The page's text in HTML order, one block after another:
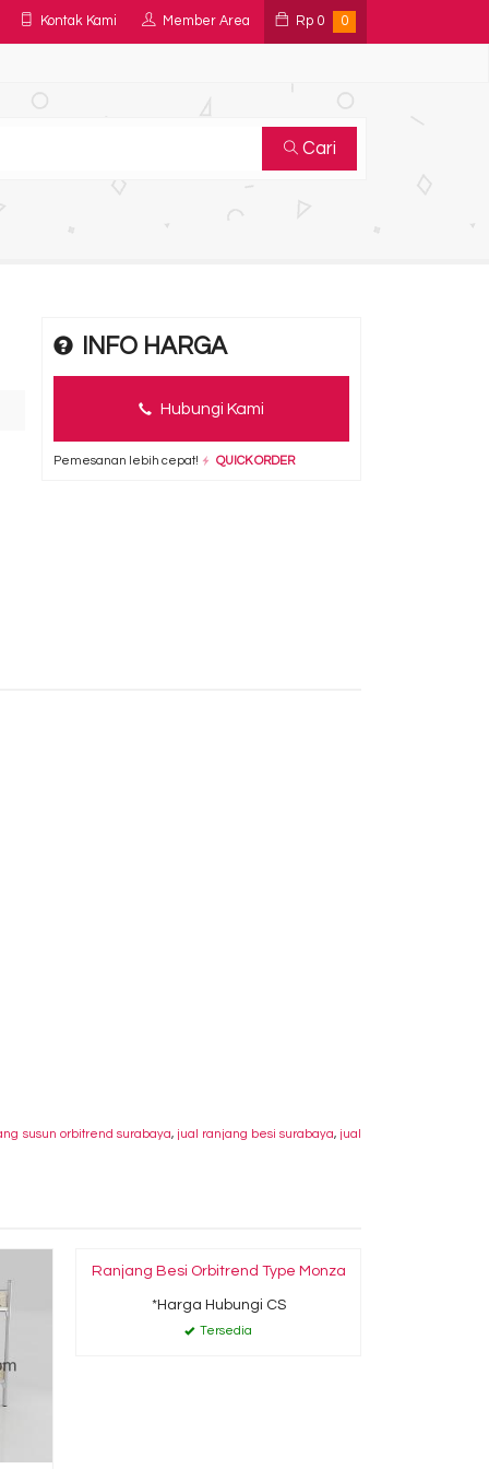
Kontak Kami Member Area Rp 0 0
Cari
INFO HARGA
Hubungi Kami
Pemesanan lebih cepat! QUICK ORDER
susun orbitrend surabaya, jual ranjang besi surabaya, jual
Ranjang Besi Orbitrend Type Monza
*Harga Hubungi CS
Tersedia